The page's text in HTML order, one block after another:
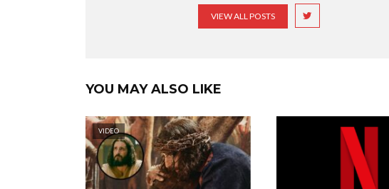
VIEW ALL POSTS
YOU MAY ALSO LIKE
VIDEO